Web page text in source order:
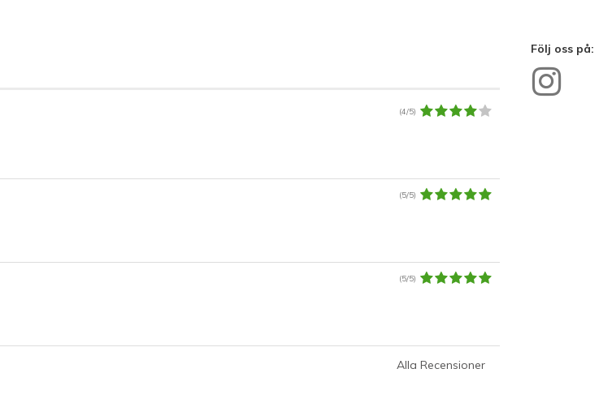
(4/5)
(5/5)
(5/5)
Alla Recensioner
Följ oss på: